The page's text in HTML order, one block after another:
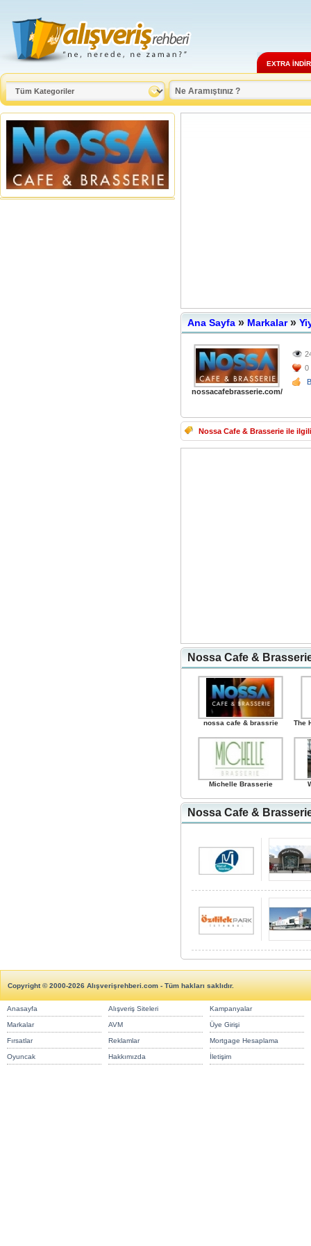
EXTRA
Ana Sayfa » Markalar»
nossacafebrasserie.com/
0
Nossa Cafe & Brasserie ile
Nossa Cafe &
nossa cafe & brassrie The
Michelle Brasserie
Nossa Cafe &
Copyright © 2000-2026 Alışverişrehberi.com - Tüm hakları saklıdır.
Anasayfa Alışveriş Siteleri Kampanyalar
Markalar AVM Üye Girişi
Fırsatlar Reklamlar Mortgage Hesaplama
Oyuncak Hakkımızda İletişim